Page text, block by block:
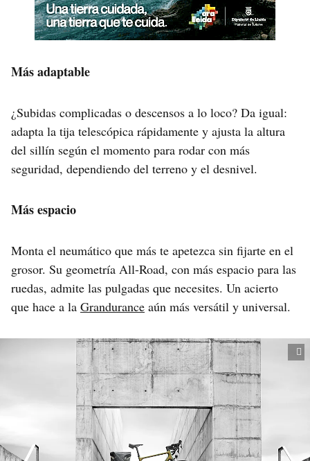
Más adaptable
¿Subidas complicadas o descensos a lo loco? Da igual:
adapta la tija telescópica rápidamente y ajusta la altura
del sillín según el momento para rodar con más
seguridad, dependiendo del terreno y el desnivel.
Más espacio
Monta el neumático que más te apetezca sin fijarte en el
grosor. Su geometría All-Road, con más espacio para las
ruedas, admite las pulgadas que necesites. Un acierto
que hace a la Grandurance aún más versátil y universal.